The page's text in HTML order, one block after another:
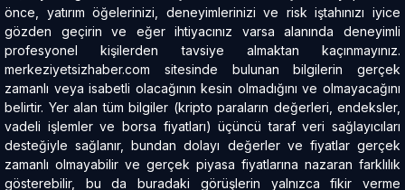
önce, yatırım öğelerinizi, deneyimlerinizi ve risk iştahınızı iyice
gözden geçirin ve eğer ihtiyacınız varsa alanında deneyimli
profesyonel kişilerden tavsiye almaktan kaçınmayınız.
merkeziyetsizhaber.com sitesinde bulunan bilgilerin gerçek
zamanlı veya isabetli olacağının kesin olmadığını ve olmayacağını
belirtir. Yer alan tüm bilgiler (kripto paraların değerleri, endeksler,
vadeli işlemler ve borsa fiyatları) üçüncü taraf veri sağlayıcıları
desteğiyle sağlanır, bundan dolayı değerler ve fiyatlar gerçek
zamanlı olmayabilir ve gerçek piyasa fiyatlarına nazaran farklılık
gösterebilir, bu da buradaki görüşlerin yalnızca fikir verme